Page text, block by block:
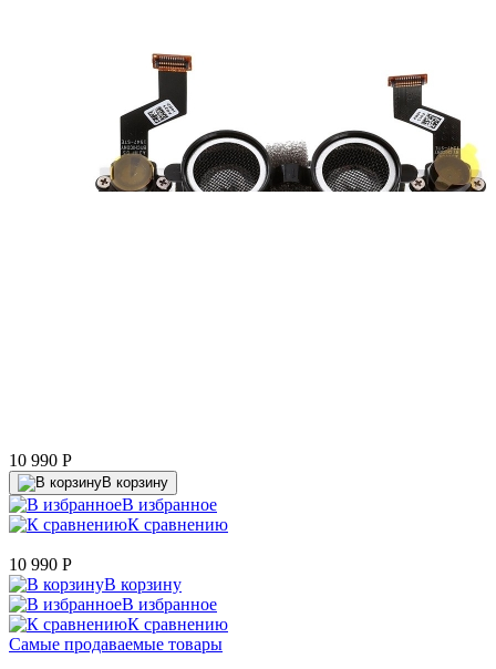
10 990 P
В корзину
В избранное
К сравнению
10 990 P
В корзину
В избранное
К сравнению
Самые продаваемые товары